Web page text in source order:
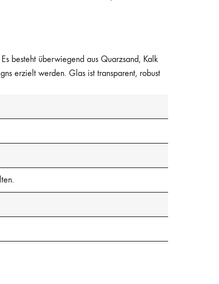
besteht überwiegend aus Quarzsand, Kalk
erzielt werden. Glas ist transparent, robust